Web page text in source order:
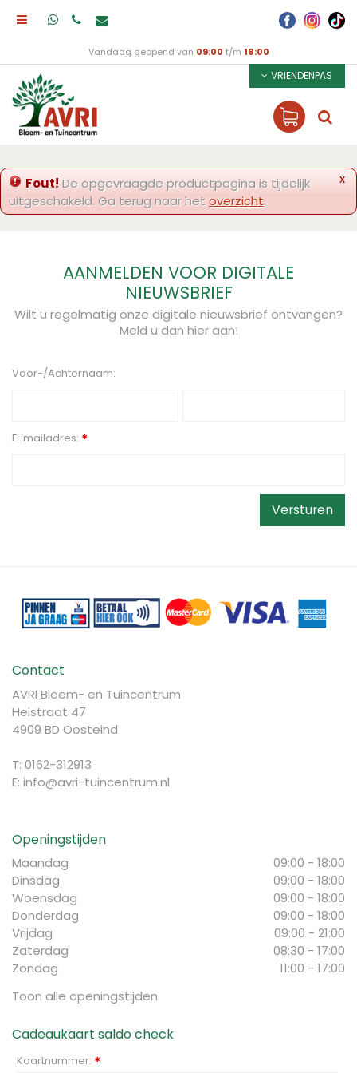
Vandaag geopend van 09:00 t/m 18:00
VRIENDENPAS
x
Fout!De opgevraagde productpagina is tijdelijk
uitgeschakeld. Ga terug naar hetoverzicht.
AANMELDEN VOOR DIGITALE
NIEUWSBRIEF
Wilt u regelmatig onze digitale nieuwsbrief ontvangen?
Meld u dan hier aan!
Voor-/Achternaam:
E-mailadres: *
Contact
AVRI Bloem- en Tuincentrum
Heistraat 47
4909 BD Oosteind
T: 0162-312913
E: info@avri-tuincentrum.nl
Openingstijden
Maandag
09:00 - 18:00
Dinsdag
09:00 - 18:00
Woensdag
09:00 - 18:00
Donderdag
09:00 - 18:00
Vrijdag
09:00 - 21:00
Zaterdag
08:30 - 17:00
Zondag
11:00 - 17:00
Toon alle openingstijden
Cadeaukaart saldo check
Kaartnummer: *